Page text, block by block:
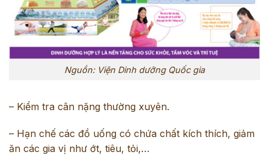
Nguồn: Viện Dinh dưỡng Quốc gia
– Kiểm tra cân nặng thường xuyên.
– Hạn chế các đồ uống có chứa chất kích thích, giảm
ăn các gia vị như ớt, tiêu, tỏi,…